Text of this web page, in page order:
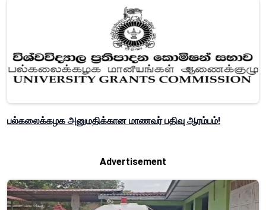
பல்கலைக்கழக அனுமதிக்கான மாணவர் பதிவு ஆரம்பம்!
Advertisement